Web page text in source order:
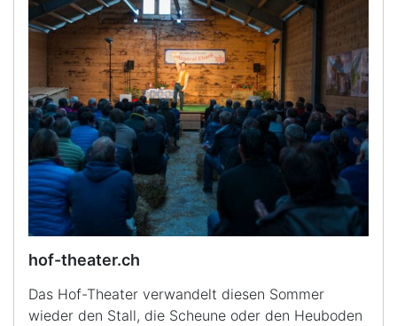
hof-theater.ch
Das Hof-Theater verwandelt diesen Sommer
wieder den Stall, die Scheune oder den Heuboden